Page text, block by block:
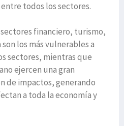
todos los sectores.
financiero, turismo,
los más vulnerables a
sectores, mientras que
ejercen una gran
de impactos, generando
a toda la economía y